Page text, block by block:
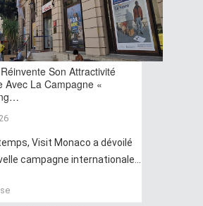
Son Attractivité
Avec La Campagne «
Visit Monaco a dévoilé
campagne internationale...